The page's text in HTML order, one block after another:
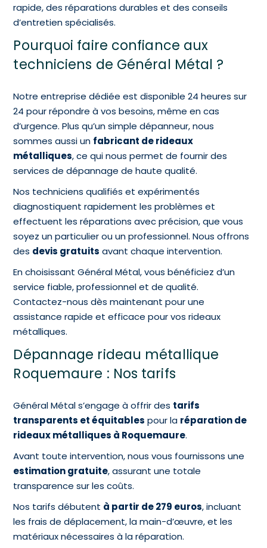
rapide, des réparations durables et des conseils
d’entretien spécialisés.
Pourquoi faire confiance aux
techniciens de Général Métal ?
Notre entreprise dédiée est disponible 24 heures sur
24 pour répondre à vos besoins, même en cas
d’urgence. Plus qu’un simple dépanneur, nous
sommes aussi un fabricant de rideaux
métalliques, ce qui nous permet de fournir des
services de dépannage de haute qualité.
Nos techniciens qualifiés et expérimentés
diagnostiquent rapidement les problèmes et
effectuent les réparations avec précision, que vous
soyez un particulier ou un professionnel. Nous offrons
des devis gratuits avant chaque intervention.
En choisissant Général Métal, vous bénéficiez d’un
service fiable, professionnel et de qualité.
Contactez-nous dès maintenant pour une
assistance rapide et efficace pour vos rideaux
métalliques.
Dépannage rideau métallique
Roquemaure : Nos tarifs
Général Métal s’engage à offrir des tarifs
transparents et équitables pour la réparation de
rideaux métalliques à Roquemaure.
Avant toute intervention, nous vous fournissons une
estimation gratuite, assurant une totale
transparence sur les coûts.
Nos tarifs débutent à partir de 279 euros, incluant
les frais de déplacement, la main-d’œuvre, et les
matériaux nécessaires à la réparation.